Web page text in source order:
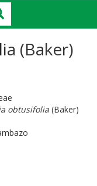
(Baker)
obtusifolia (Baker)